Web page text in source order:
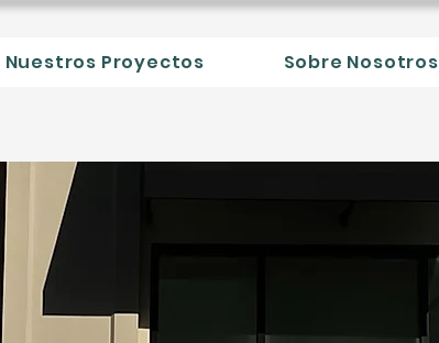
Nuestros Proyectos Sobre Nosotros